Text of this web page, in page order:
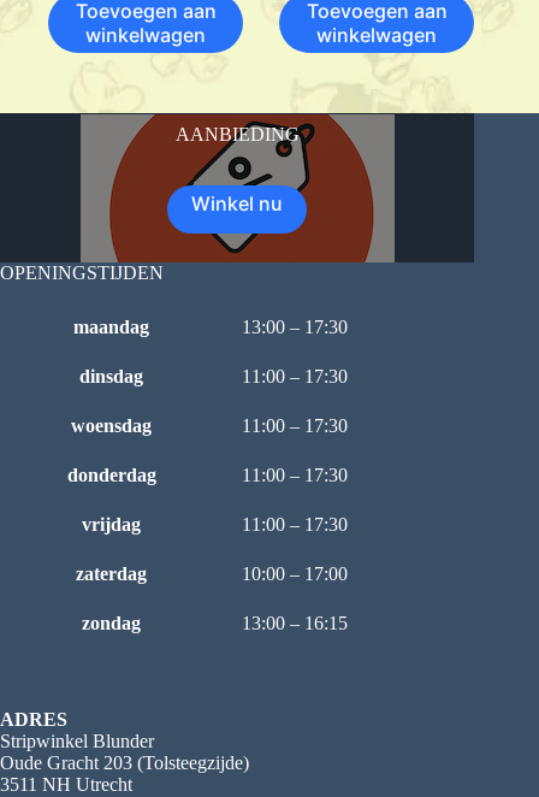
Toevoegen aan
winkelwagen
Toevoegen aan
winkelwagen
AANBIEDING
Winkel nu
OPENINGSTIJDEN
maandag 13:00 – 17:30
dinsdag 11:00 – 17:30
woensdag 11:00 – 17:30
donderdag 11:00 – 17:30
vrijdag 11:00 – 17:30
zaterdag 10:00 – 17:00
zondag 13:00 – 16:15
ADRES
Stripwinkel Blunder
Oude Gracht 203 (Tolsteegzijde)
3511 NH Utrecht